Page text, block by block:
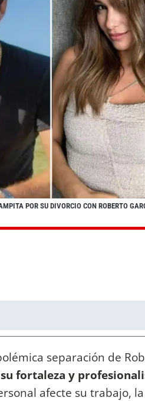
POR SU DIVORCIO CON ROBERTO
separación de
fortaleza y
afecte su trabajo,